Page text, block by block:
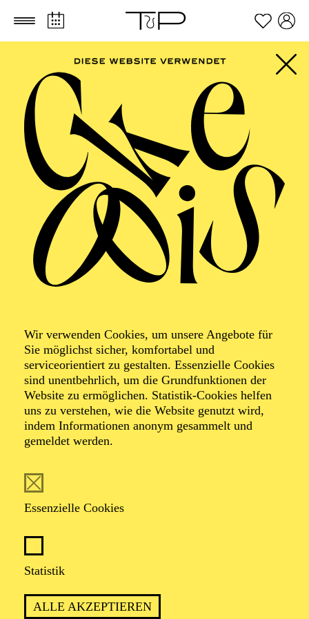
Zum Hauptinhalt springen Zum Footer springen
Wir verwenden Cookies, um unsere Angebote für
Sie möglichst sicher, komfortabel und
serviceorientiert zu gestalten. Essenzielle Cookies
sind unentbehrlich, um die Grundfunktionen der
Website zu ermöglichen. Statistik-Cookies helfen
uns zu verstehen, wie die Website genutzt wird,
indem Informationen anonym gesammelt und
gemeldet werden.
Essenzielle Cookies
Statistik
ALLE AKZEPTIEREN
Foto: Benne Ochs
Almas Svilpa
Bass-Bariton
Heimatstadt Klaipeda sowie in Vilnius und Zürich.
engagiert, 1997 folgte die Verpflichtung ans Aalto-
Holländer"), Jochanaan ("Salome"), Kaspar ("Der
Freischütz"), Escamillo ("Carmen"), Orest ("Elektra"),